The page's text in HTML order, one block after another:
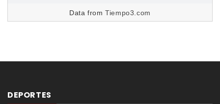
Data fromTiempo3.com
DEPORTES